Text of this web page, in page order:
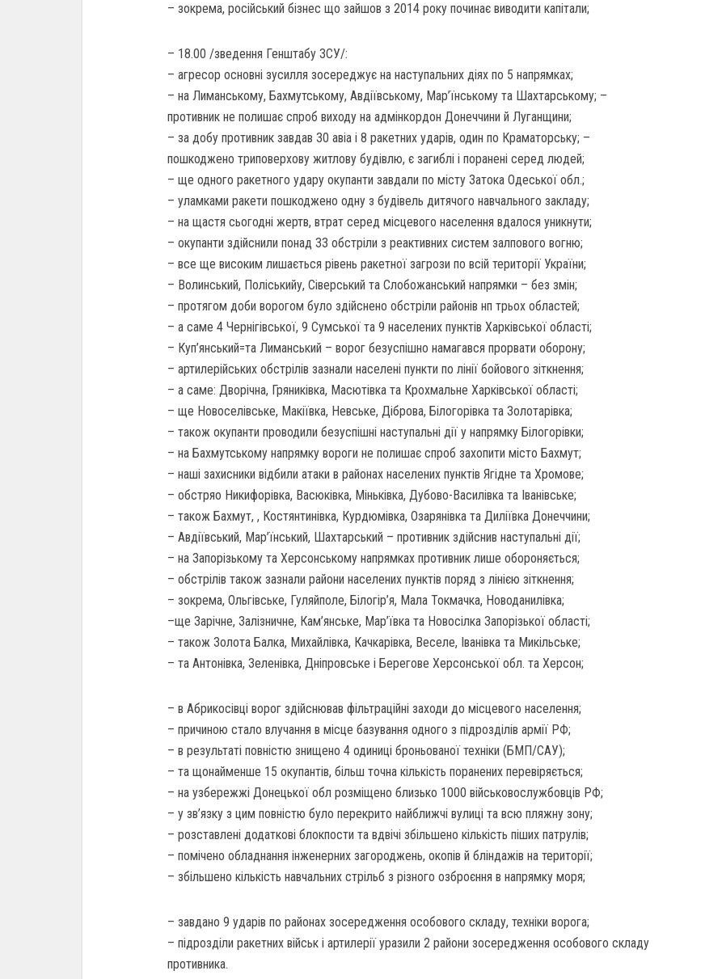
– зокрема, російський бізнес що зайшов з 2014 року починає виводити капітали;
– 18.00 /зведення Генштабу ЗСУ/:
– агресор основні зусилля зосереджує на наступальних діях по 5 напрямках;
– на Лиманському, Бахмутському, Авдіївському, Мар’їнському та Шахтарському; –
противник не полишає спроб виходу на адмінкордон Донеччини й Луганщини;
– за добу противник завдав 30 авіа і 8 ракетних ударів, один по Краматорську; –
пошкоджено триповерхову житлову будівлю, є загиблі і поранені серед людей;
– ще одного ракетного удару окупанти завдали по місту Затока Одеської обл.;
– уламками ракети пошкоджено одну з будівель дитячого навчального закладу;
– на щастя сьогодні жертв, втрат серед місцевого населення вдалося уникнути;
– окупанти здійснили понад 33 обстріли з реактивних систем залпового вогню;
– все ще високим лишається рівень ракетної загрози по всій території України;
– Волинський, Поліськийу, Сіверський та Слобожанський напрямки – без змін;
– протягом доби ворогом було здійснено обстріли районів нп трьох областей;
– а саме 4 Чернігівської, 9 Сумської та 9 населених пунктів Харківської області;
– Куп’янський=та Лиманський – ворог безуспішно намагався прорвати оборону;
– артилерійських обстрілів зазнали населені пункти по лінії бойового зіткнення;
– а саме: Дворічна, Гряниківка, Масютівка та Крохмальне Харківської області;
– ще Новоселівське, Макіївка, Невське, Діброва, Білогорівка та Золотарівка;
– також окупанти проводили безуспішні наступальні дії у напрямку Білогорівки;
– на Бахмутському напрямку вороги не полишає спроб захопити місто Бахмут;
– наші захисники відбили атаки в районах населених пунктів Ягідне та Хромове;
– обстряо Никифорівка, Васюківка, Міньківка, Дубово-Василівка та Іванівське;
– також Бахмут, , Костянтинівка, Курдюмівка, Озарянівка та Диліївка Донеччини;
– Авдіївський, Мар’їнський, Шахтарський – противник здійснив наступальні дії;
– на Запорізькому та Херсонському напрямках противник лише обороняється;
– обстрілів також зазнали райони населених пунктів поряд з лінією зіткнення;
– зокрема, Ольгівське, Гуляйполе, Білогір’я, Мала Токмачка, Новоданилівка;
–ще Зарічне, Залізничне, Кам’янське, Мар’ївка та Новосілка Запорізької області;
– також Золота Балка, Михайлівка, Качкарівка, Веселе, Іванівка та Микільське;
– та Антонівка, Зеленівка, Дніпровське і Берегове Херсонської обл. та Херсон;
– в Абрикосівці ворог здійснював фільтраційні заходи до місцевого населення;
– причиною стало влучання в місце базування одного з підрозділів армії РФ;
– в результаті повністю знищено 4 одиниці броньованої техніки (БМП/САУ);
– та щонайменше 15 окупантів, більш точна кількість поранених перевіряється;
– на узбережжі Донецької обл розміщено близько 1000 військовослужбовців РФ;
– у зв’язку з цим повністю було перекрито найближчі вулиці та всю пляжну зону;
– розставлені додаткові блокпости та вдвічі збільшено кількість піших патрулів;
– помічено обладнання інженерних загороджень, окопів й бліндажів на території;
– збільшено кількість навчальних стрільб з різного озброєння в напрямку моря;
– завдано 9 ударів по районах зосередження особового складу, техніки ворога;
– підрозділи ракетних військ і артилерії уразили 2 райони зосередження особового складу
противника.